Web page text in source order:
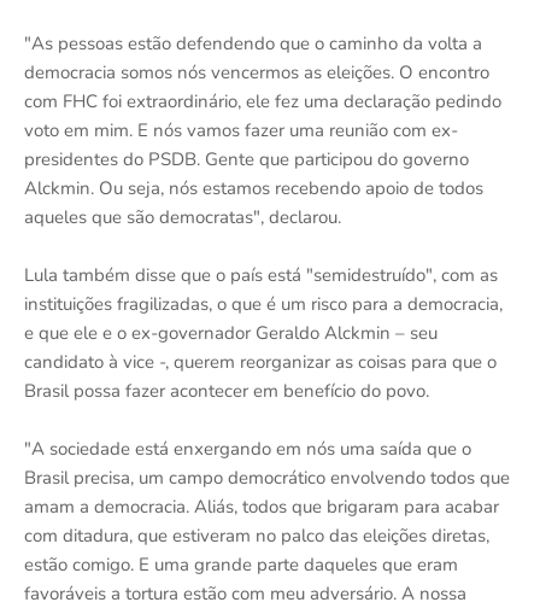
"As pessoas estão defendendo que o caminho da volta a
democracia somos nós vencermos as eleições. O encontro
com FHC foi extraordinário, ele fez uma declaração pedindo
voto em mim. E nós vamos fazer uma reunião com ex-
presidentes do PSDB. Gente que participou do governo
Alckmin. Ou seja, nós estamos recebendo apoio de todos
aqueles que são democratas", declarou.
Lula também disse que o país está "semidestruído", com as
instituições fragilizadas, o que é um risco para a democracia,
e que ele e o ex-governador Geraldo Alckmin – seu
candidato à vice -, querem reorganizar as coisas para que o
Brasil possa fazer acontecer em benefício do povo.
"A sociedade está enxergando em nós uma saída que o
Brasil precisa, um campo democrático envolvendo todos que
amam a democracia. Aliás, todos que brigaram para acabar
com ditadura, que estiveram no palco das eleições diretas,
estão comigo. E uma grande parte daqueles que eram
favoráveis a tortura estão com meu adversário. A nossa